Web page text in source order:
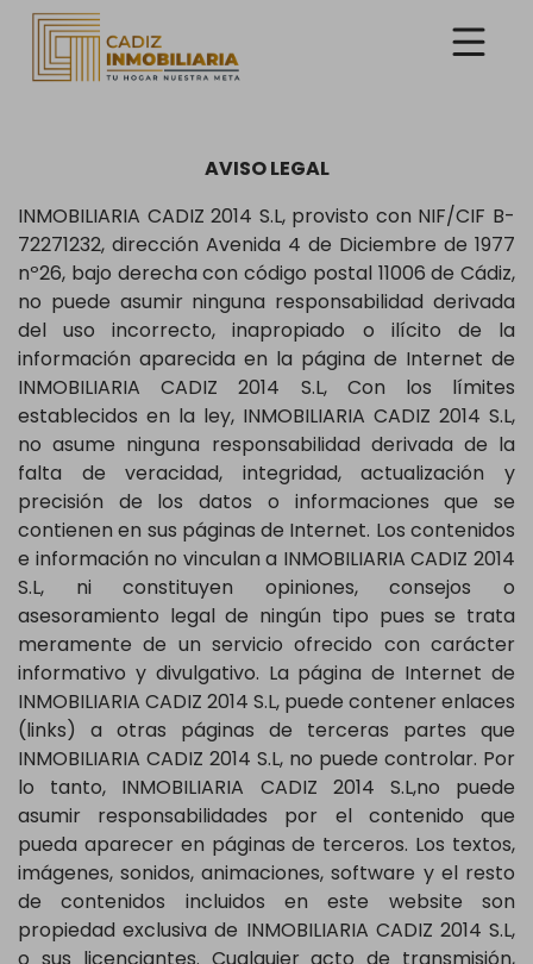
AVISO LEGAL
INMOBILIARIA CADIZ 2014 S.L, provisto con NIF/CIF B-
72271232, dirección Avenida 4 de Diciembre de 1977
nº26, bajo derecha con código postal 11006 de Cádiz,
no puede asumir ninguna responsabilidad derivada
del uso incorrecto, inapropiado o ilícito de la
información aparecida en la página de Internet de
INMOBILIARIA CADIZ 2014 S.L, Con los límites
establecidos en la ley, INMOBILIARIA CADIZ 2014 S.L,
no asume ninguna responsabilidad derivada de la
falta de veracidad, integridad, actualización y
precisión de los datos o informaciones que se
contienen en sus páginas de Internet. Los contenidos
e información no vinculan a INMOBILIARIA CADIZ 2014
S.L, ni constituyen opiniones, consejos o
asesoramiento legal de ningún tipo pues se trata
meramente de un servicio ofrecido con carácter
informativo y divulgativo. La página de Internet de
INMOBILIARIA CADIZ 2014 S.L, puede contener enlaces
(links) a otras páginas de terceras partes que
INMOBILIARIA CADIZ 2014 S.L, no puede controlar. Por
lo tanto, INMOBILIARIA CADIZ 2014 S.L,no puede
asumir responsabilidades por el contenido que
pueda aparecer en páginas de terceros. Los textos,
imágenes, sonidos, animaciones, software y el resto
de contenidos incluidos en este website son
propiedad exclusiva de INMOBILIARIA CADIZ 2014 S.L,